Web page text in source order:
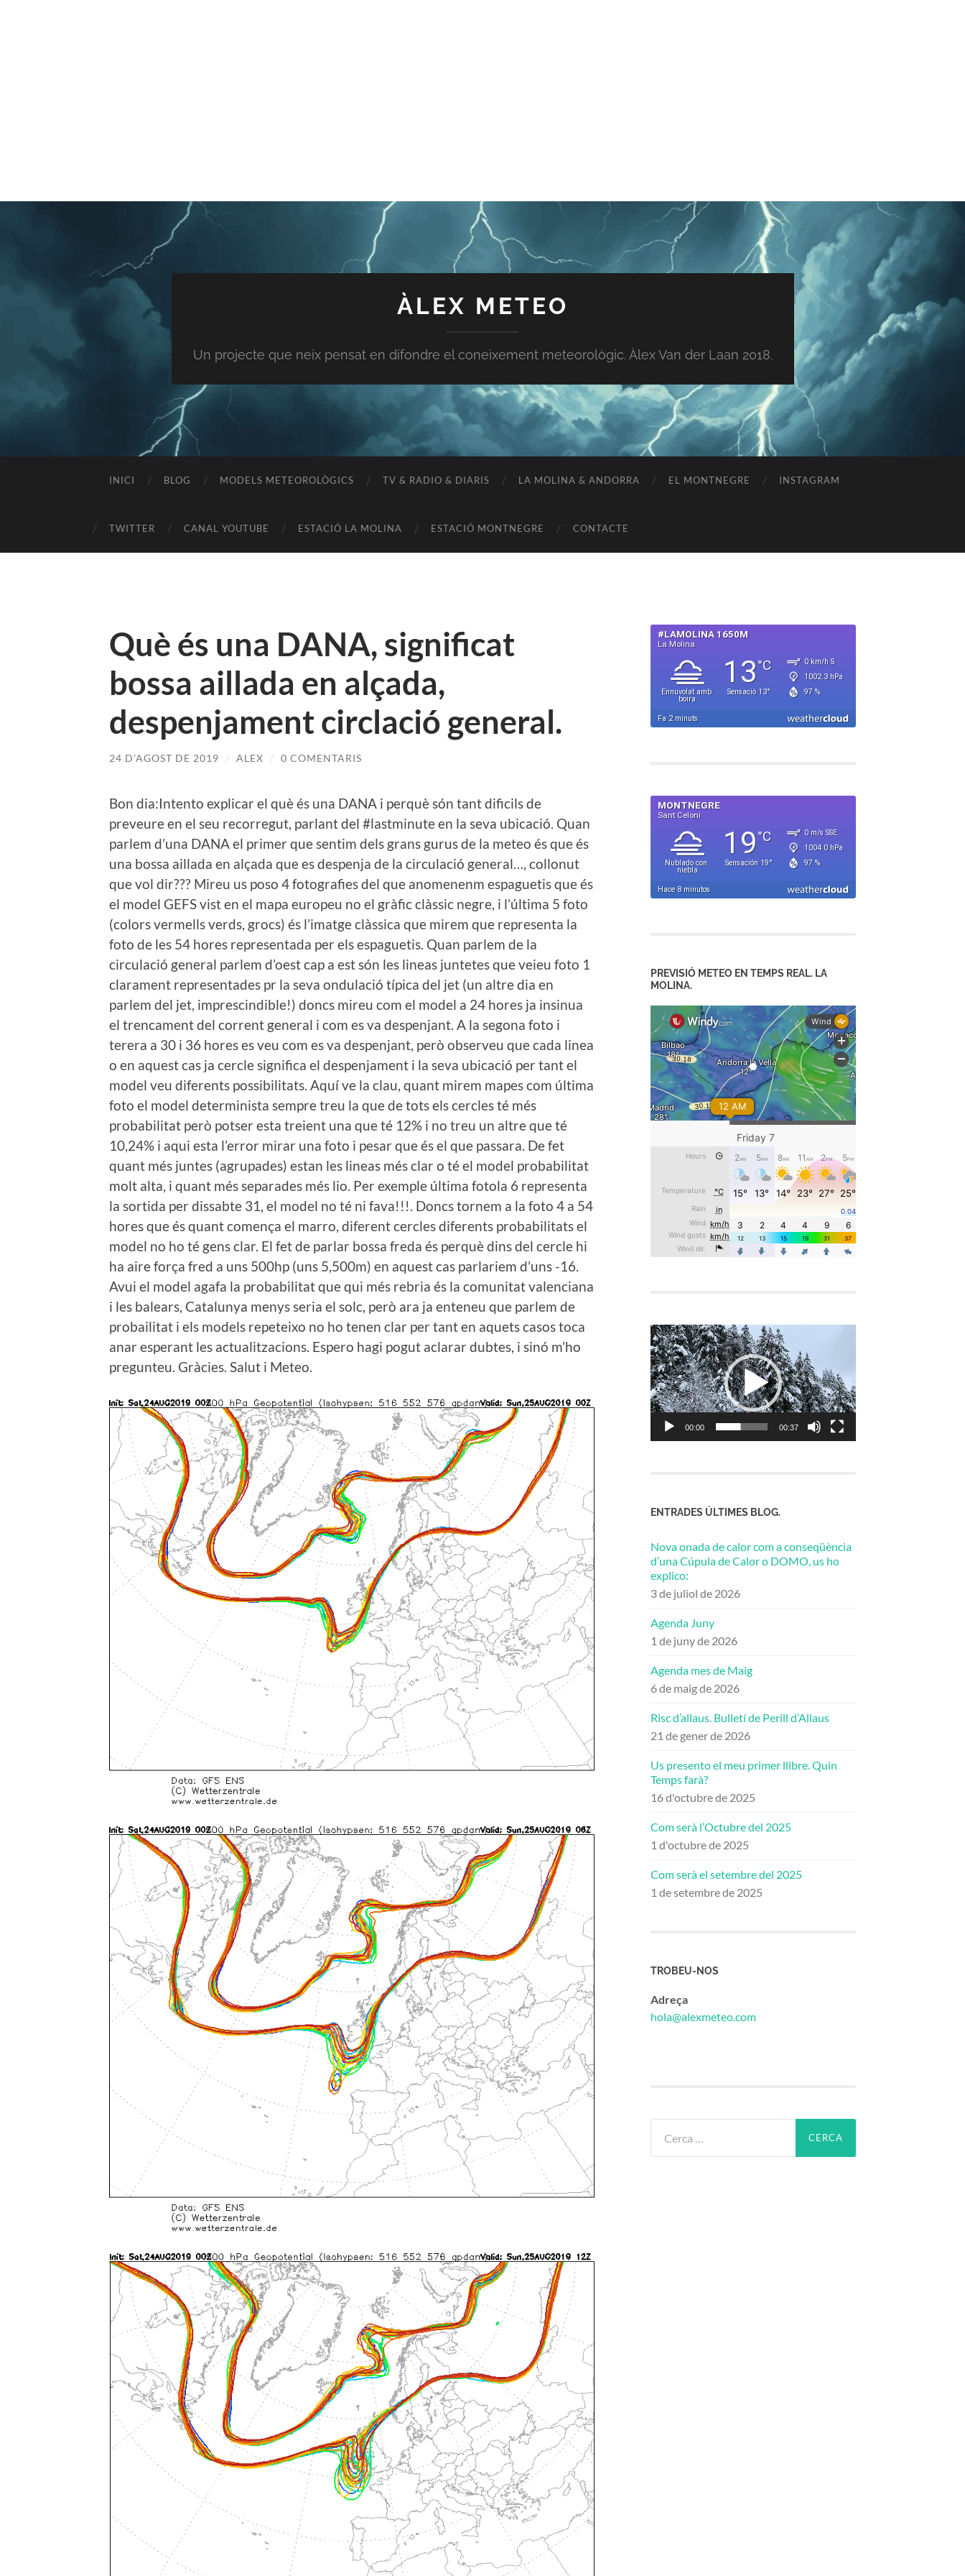
ÀLEX METEO
Un projecte que neix pensat en difondre el coneixement meteorològic. Àlex Van der Laan 2018.
INICI BLOG MODELS METEOROLÒGICS TV & RADIO & DIARIS LA MOLINA & ANDORRA EL MONTNEGRE INSTAGRAM
TWITTER CANAL YOUTUBE ESTACIÓ LA MOLINA ESTACIÓ MONTNEGRE CONTACTE
Què és una DANA, significat
bossa aillada en alçada,
despenjament circlació general.
24 D'AGOST DE 2019 / ALEX / 0 COMENTARIS
Bon dia:Intento explicar el què és una DANA i perquè són tant dificils de
preveure en el seu recorregut, parlant del #lastminute en la seva ubicació. Quan
parlem d’una DANA el primer que sentim dels grans gurus de la meteo és que és
una bossa aillada en alçada que es despenja de la circulació general…, collonut
que vol dir??? Mireu us poso 4 fotografies del que anomenenm espaguetis que és
el model GEFS vist en el mapa europeu no el gràfic clàssic negre, i l’última 5 foto
(colors vermells verds, grocs) és l’imatge clàssica que mirem que representa la
foto de les 54 hores representada per els espaguetis. Quan parlem de la
circulació general parlem d’oest cap a est són les lineas juntetes que veieu foto 1
clarament representades pr la seva ondulació típica del jet (un altre dia en
parlem del jet, imprescindible!) doncs mireu com el model a 24 hores ja insinua
el trencament del corrent general i com es va despenjant. A la segona foto i
terera a 30 i 36 hores es veu com es va despenjant, però observeu que cada linea
o en aquest cas ja cercle significa el despenjament i la seva ubicació per tant el
model veu diferents possibilitats. Aquí ve la clau, quant mirem mapes com última
foto el model determinista sempre treu la que de tots els cercles té més
probabilitat però potser esta treient una que té 12% i no treu un altre que té
10,24% i aqui esta l’error mirar una foto i pesar que és el que passara. De fet
quant més juntes (agrupades) estan les lineas més clar o té el model probabilitat
molt alta, i quant més separades més lio. Per exemple última fotola 6 representa
la sortida per dissabte 31, el model no té ni fava!!!. Doncs tornem a la foto 4 a 54
hores que és quant comença el marro, diferent cercles diferents probabilitats el
model no ho té gens clar. El fet de parlar bossa freda és perquè dins del cercle hi
ha aire força fred a uns 500hp (uns 5,500m) en aquest cas parlariem d’uns -16.
Avui el model agafa la probabilitat que qui més rebria és la comunitat valenciana
i les balears, Catalunya menys seria el solc, però ara ja enteneu que parlem de
probailitat i els models repeteixo no ho tenen clar per tant en aquets casos toca
anar esperant les actualitzacions. Espero hagi pogut aclarar dubtes, i sinó m’ho
pregunteu. Gràcies. Salut i Meteo.
PREVISIÓ METEO EN TEMPS REAL. LA
MOLINA.
Reproductor
de
vídeo
00:00 00:37
ENTRADES ÚLTIMES BLOG.
Nova onada de calor com a conseqüència
d’una Cúpula de Calor o DOMO, us ho
explico:
3 de juliol de 2026
Agenda Juny
1 de juny de 2026
Agenda mes de Maig
6 de maig de 2026
Risc d’allaus. Bulletí de Perill d’Allaus
21 de gener de 2026
Us presento el meu primer llibre. Quin
Temps farà?
16 d'octubre de 2025
Com serà l’Octubre del 2025
1 d'octubre de 2025
Com serà el setembre del 2025
1 de setembre de 2025
TROBEU-NOS
Adreça
hola@alexmeteo.com